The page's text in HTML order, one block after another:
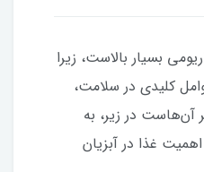
بسیار بالاست، زیرا
کلیدی در سلامت،
آن‌هاست در زیر، به
غذا در آبزیان